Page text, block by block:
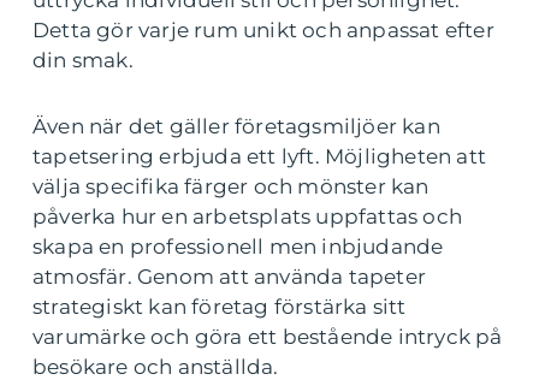
Detta gör varje rum unikt och anpassat efter
din smak.
Även när det gäller företagsmiljöer kan
tapetsering erbjuda ett lyft. Möjligheten att
välja specifika färger och mönster kan
påverka hur en arbetsplats uppfattas och
skapa en professionell men inbjudande
atmosfär. Genom att använda tapeter
strategiskt kan företag förstärka sitt
varumärke och göra ett bestående intryck på
besökare och anställda.